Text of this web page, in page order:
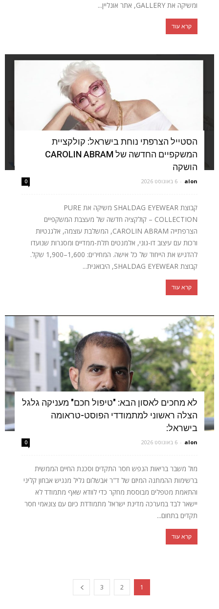
ומשיקה את GALLERY, אתר אונליין...
קרא עוד
הסטייל הצרפתי נוחת בישראל: קולקציית
המשקפיים החדשה של CAROLIN ABRAM
הושקה
alon
- 6 באוגוסט 2026 0
קבוצת SHALDAG EYEWEAR משיקה את PURE
COLLECTION – קולקציה חדשה של מעצבת המשקפיים
הצרפתייה CAROLIN ABRAM, המשלבת עוצמה, אלגנטיות
ורכות עם עיצוב דו-גוני, אלמנטים תלת-ממדיים ומסגרות שנועדו
להדגיש את הייחוד של כל אישה. המחירים: 1,600–1,900 שקל.
קבוצת SHALDAG EYEWEAR, היבואנית...
קרא עוד
לא מחכים לאסון הבא: "טיפול חכם" מעניקה גלגל
הצלה ראשוני למתמודדי הפוסט-טראומה
בישראל:
alon
- 6 באוגוסט 2026 0
מול משבר בריאות הנפש חסר התקדים וסכנת החיים הממשית
ברשימות ההמתנה המיזם של ד"ר אבשלום גליל מנגיש אבחון קליני
והתאמת מטפלים מבוססת מחקר כדי לוודא שאף מתמודד לא
יישאר לבד במערכה מדינת ישראל מתמודדת כיום עם צונאמי חסר
תקדים בתחום...
קרא עוד
1
2
3